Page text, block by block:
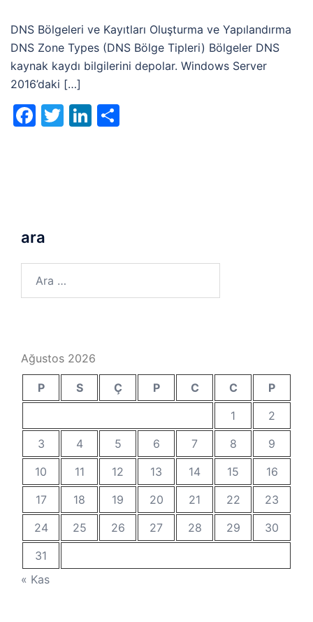
DNS Bölgeleri ve Kayıtları Oluşturma ve Yapılandırma
DNS Zone Types (DNS Bölge Tipleri) Bölgeler DNS
kaynak kaydı bilgilerini depolar. Windows Server
2016’daki […]
Facebook
TwitterLinkedIn
ara
Ağustos 2026
P S Ç P C C
P
1
2
3
4 5 6 7 8
9
10
11 12 13 14 15
16
17
18 19 20 21 22
23
24
25 26 27 28 29
30
31
« Kas